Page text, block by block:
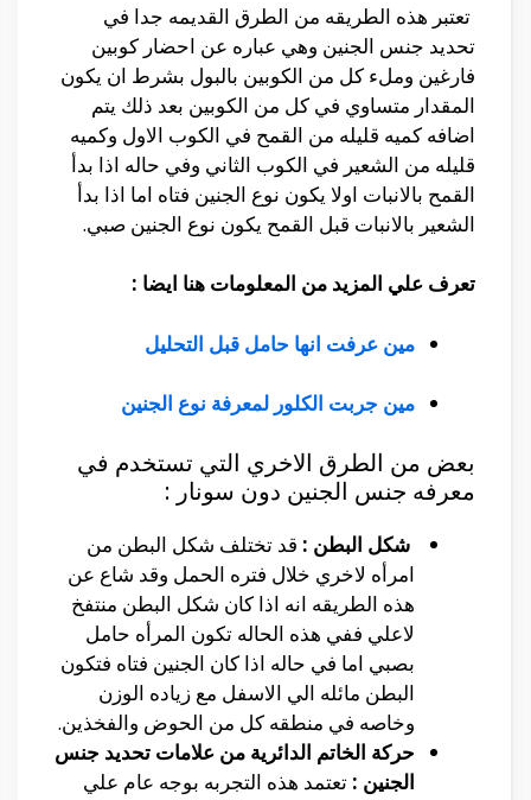
تعتبر هذه الطريقه من الطرق القديمه جدا في
تحديد جنس الجنين وهي عباره عن احضار كوبين
فارغين وملء كل من الكوبين بالبول بشرط ان يكون
المقدار متساوي في كل من الكوبين بعد ذلك يتم
اضافه كميه قليله من القمح في الكوب الاول وكميه
قليله من الشعير في الكوب الثاني وفي حاله اذا بدأ
القمح بالانبات اولا يكون نوع الجنين فتاه اما اذا بدأ
الشعير بالانبات قبل القمح يكون نوع الجنين صبي.
تعرف علي المزيد من المعلومات هنا ايضا :
مين عرفت انها حامل قبل التحليل
مين جربت الكلور لمعرفة نوع الجنين
بعض من الطرق الاخري التي تستخدم في
معرفه جنس الجنين دون سونار :
شكل البطن : قد تختلف شكل البطن من
امرأه لاخري خلال فتره الحمل وقد شاع عن
هذه الطريقه انه اذا كان شكل البطن منتفخ
لاعلي ففي هذه الحاله تكون المرأه حامل
بصبي اما في حاله اذا كان الجنين فتاه فتكون
البطن مائله الي الاسفل مع زياده الوزن
وخاصه في منطقه كل من الحوض والفخذين.
حركة الخاتم الدائرية من علامات تحديد جنس
الجنين : تعتمد هذه التجربه بوجه عام علي